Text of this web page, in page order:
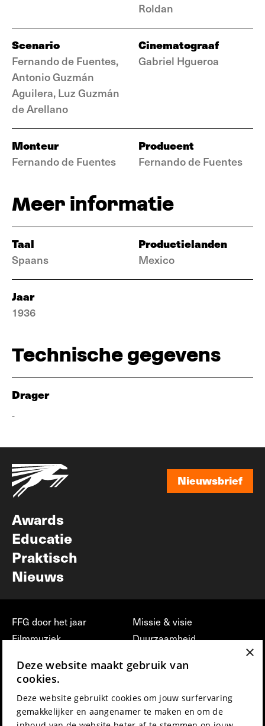
Roldan
Scenario
Fernando de Fuentes,
Antonio Guzmán
Aguilera, Luz Guzmán
de Arellano
Cinematograaf
Gabriel Hgueroa
Monteur
Fernando de Fuentes
Producent
Fernando de Fuentes
Meer informatie
Taal
Spaans
Productielanden
Mexico
Jaar
1936
Technische gegevens
Drager
-
Nieuwsbrief
Awards
Educatie
Praktisch
Nieuws
FFG door het jaar
Filmmuziek
Press & Industry
Film Fest Friends
Missie & visie
Duurzaamheid
vrijwilligerswerk bij FFG
Privacy & Disclaimer
×
Deze website maakt gebruik van
cookies.
Deze website gebruikt cookies om jouw surfervaring
gemakkelijker en aangenamer te maken en om de